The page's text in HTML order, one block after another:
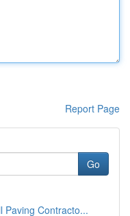
Report Page
Go
Paving Contracto...